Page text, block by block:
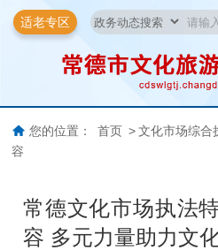
适老专区
您的位置： 首页 > 文化市场综合
容
常德文化市场执法
容 多元力量助力文